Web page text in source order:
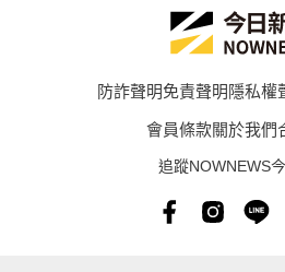
防詐聲明免責聲明隱私權
會員條款關於我們
追蹤NOWNEWS